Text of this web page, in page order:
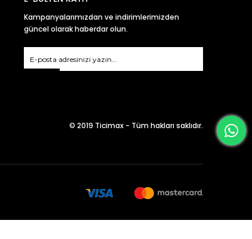
Kampanyalarımızdan ve indirimlerimizden
güncel olarak haberdar olun.
© 2019 Ticimax - Tüm hakları saklıdır.